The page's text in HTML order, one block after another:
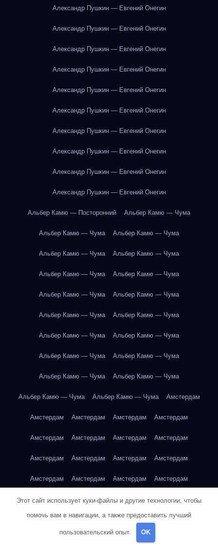
Александр Пушкин — Евгений Онегин
Александр Пушкин — Евгений Онегин
Александр Пушкин — Евгений Онегин
Александр Пушкин — Евгений Онегин
Александр Пушкин — Евгений Онегин
Александр Пушкин — Евгений Онегин
Александр Пушкин — Евгений Онегин
Александр Пушкин — Евгений Онегин
Александр Пушкин — Евгений Онегин
Александр Пушкин — Евгений Онегин
Альбер Камю — Посторонний Альбер Камю — Чума
Альбер Камю — Чума Альбер Камю — Чума
Альбер Камю — Чума Альбер Камю — Чума
Альбер Камю — Чума Альбер Камю — Чума
Альбер Камю — Чума Альбер Камю — Чума
Альбер Камю — Чума Альбер Камю — Чума
Альбер Камю — Чума Альбер Камю — Чума
Альбер Камю — Чума Альбер Камю — Чума
Альбер Камю — Чума Альбер Камю — Чума
Альбер Камю — Чума Альбер Камю — Чума Амстердам
Амстердам Амстердам Амстердам Амстердам
Амстердам Амстердам Амстердам Амстердам
Амстердам Амстердам Амстердам Амстердам
Амстердам Амстердам Амстердам Амстердам
Амстердам Амстердам Антон Чехов — Вишнёвый сад
Антон Чехов — Вишнёвый сад Антон Чехов — Вишнёвый сад
Антон Чехов — Вишнёвый сад
Этот сайт использует куки-файлы и другие технологии, чтобы
помочь вам в навигации, а также предоставить лучший
пользовательский опыт. OK